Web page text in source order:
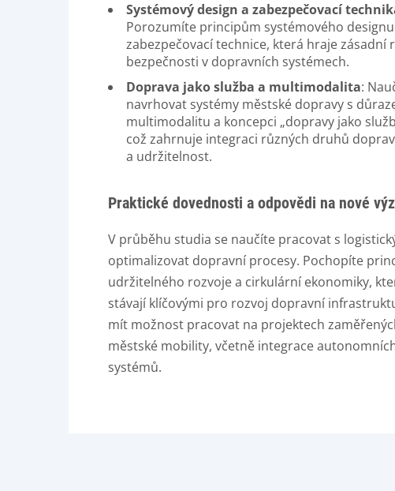
Systémový design a zabezpečovací
Porozumíte principům systémového
zabezpečovací technice, která hraje zásadní
bezpečnosti v dopravních systémech.
Doprava jako služba a multimodalita:
navrhovat systémy městské dopravy s
multimodalitu a koncepci „dopravy jako
což zahrnuje integraci různých druhů
a udržitelnost.
Praktické dovednosti a odpovědi na nové
V průběhu studia se naučíte pracovat s
optimalizovat dopravní procesy. Pochopíte
udržitelného rozvoje a cirkulární ekonomiky,
stávají klíčovými pro rozvoj dopravní
mít možnost pracovat na projektech
městské mobility, včetně integrace
systémů.